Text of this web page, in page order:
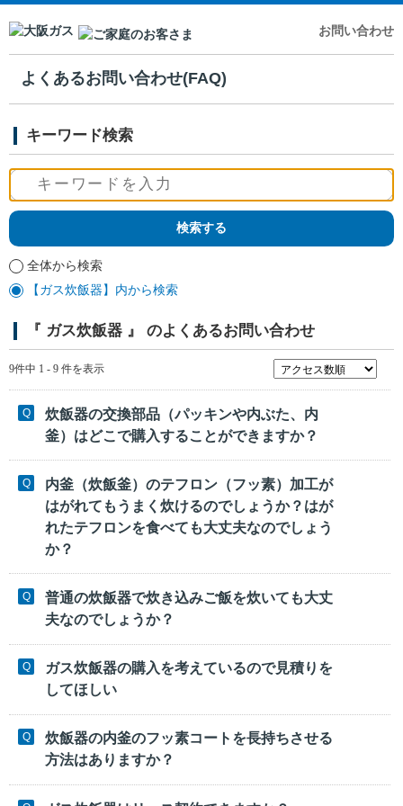
お問い合わせ
よくあるお問い合わせ(FAQ)
キーワード検索
全体から検索
【ガス炊飯器】内から検索
『 ガス炊飯器 』 のよくあるお問い合わせ
9件中 1 - 9 件を表示
炊飯器の交換部品（パッキンや内ぶた、内
釜）はどこで購入することができますか？
内釜（炊飯釜）のテフロン（フッ素）加工が
はがれてもうまく炊けるのでしょうか？はが
れたテフロンを食べても大丈夫なのでしょう
か？
普通の炊飯器で炊き込みご飯を炊いても大丈
夫なのでしょうか？
ガス炊飯器の購入を考えているので見積りを
してほしい
炊飯器の内釜のフッ素コートを長持ちさせる
方法はありますか？